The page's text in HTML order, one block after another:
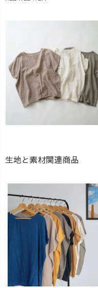
生地と素材関連商品